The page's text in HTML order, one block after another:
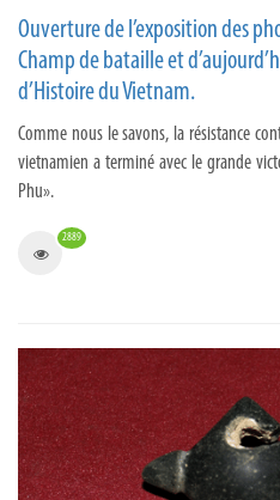
Ouverture de l’exposition des
Champ de bataille et
d’Histoire du Vietnam.
Comme nous le savons, la résistance
vietnamien a terminé avec le grande
Phu».
2889